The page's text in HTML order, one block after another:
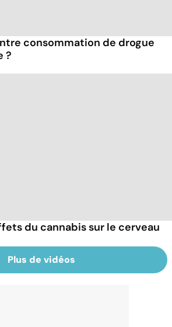
consommation de drogue
?
du cannabis sur le cerveau
Plus de vidéos